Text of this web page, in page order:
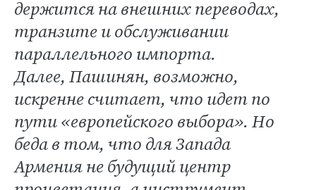
держится на внешних переводах,
транзите и обслуживании
параллельного импорта.
Далее, Пашинян, возможно,
искренне считает, что идет по
пути «европейского выбора». Но
беда в том, что для Запада
Армения не будущий центр